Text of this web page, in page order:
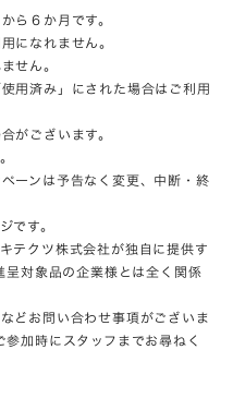
ら６か月です。
になれません。
せん。
用済み」にされた場合はご利用
がございます。
ーンは予告なく変更、中断・終
です。
テクツ株式会社が独自に提供す
対象品の企業様とは全く関係
どお問い合わせ事項がございま
加時にスタッフまでお尋ねく